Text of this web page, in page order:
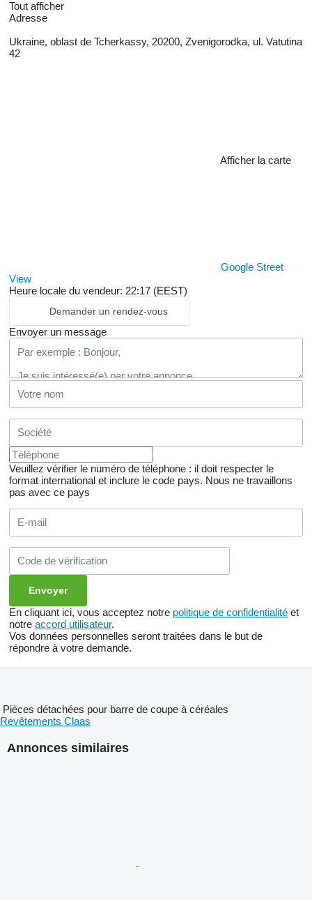
Tout afficher
Adresse
Ukraine, oblast de Tcherkassy, 20200, Zvenigorodka, ul. Vatutina
42
Afficher la carte
Google Street
View
Heure locale du vendeur: 22:17 (EEST)
Demander un rendez-vous
Envoyer un message
Veuillez vérifier le numéro de téléphone : il doit respecter le
format international et inclure le code pays. Nous ne travaillons
pas avec ce pays
En cliquant ici, vous acceptez notre politique de confidentialité et
notre accord utilisateur.
Vos données personnelles seront traitées dans le but de
répondre à votre demande.
Annonces similaires
Pièces détachées pour barre de coupe à céréales
Revêtements Claas